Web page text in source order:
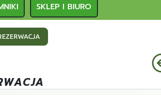
SKLEP I BIURO